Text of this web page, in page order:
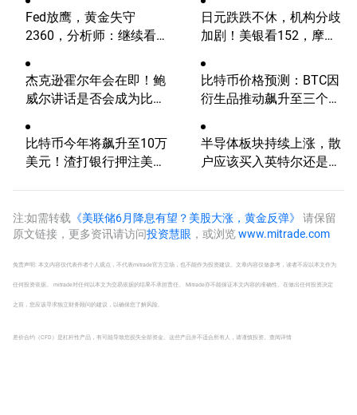
Fed放鹰，黄金失守
2360，分析师：继续看
日元跌跌不休，机构分歧
加剧！美银看152，摩根
杰克逊霍尔年会在即！鲍
威尔讲话是否会成为比特
比特币价格预测：BTC因
衍生品推动飙升至三个月
比特币今年将飙升至10万
美元！渣打银行押注美国
半导体板块持续上涨，散
户应该买入英特尔还是
注:如需转载 《美联储6月降息有望？美股大涨，黄金反弹》 请保留
原文链接，更多资讯请访问投资慧眼 ，或浏览www.mitrade.com
免责声明: 本文内容仅代表作者个人观点，不代表mitrade官方立场，也不能作为投资建议。文章内容仅做参考，读者不应以本文作为
任何投资依据。 mitrade对任何以本文为交易依据的结果不承担责任。 Mitrade亦不能保证本文内容的准确性。在做出任何投资决定
之前，您应该寻求独立财务顾问的建议，以确保您了解风险。
差价合约（CFD）是杠杆性产品，有可能导致您损失全部资金。这些产品并不适合所有人，请谨慎投资。 查阅详情